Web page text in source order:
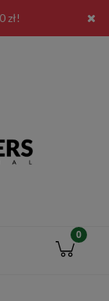
zł!